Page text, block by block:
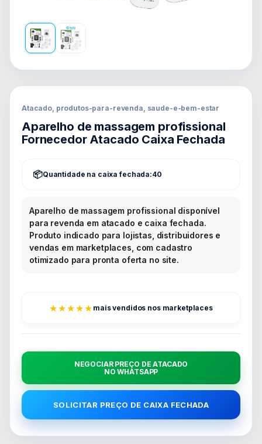
Atacado, produtos-para-revenda, saude-e-bem-estar
Aparelho de massagem profissional
Fornecedor Atacado Caixa Fechada
Quantidade na caixa fechada:40
Aparelho de massagem profissional disponível
para revenda em atacado e caixa fechada.
Produto indicado para lojistas, distribuidores e
vendas em marketplaces, com cadastro
otimizado para pronta oferta no site.
★★★★★ mais vendidos nos marketplaces
NEGOCIAR PREÇO DE ATACADO
NO WHATSAPP
SOLICITAR PREÇO DE CAIXA FECHADA